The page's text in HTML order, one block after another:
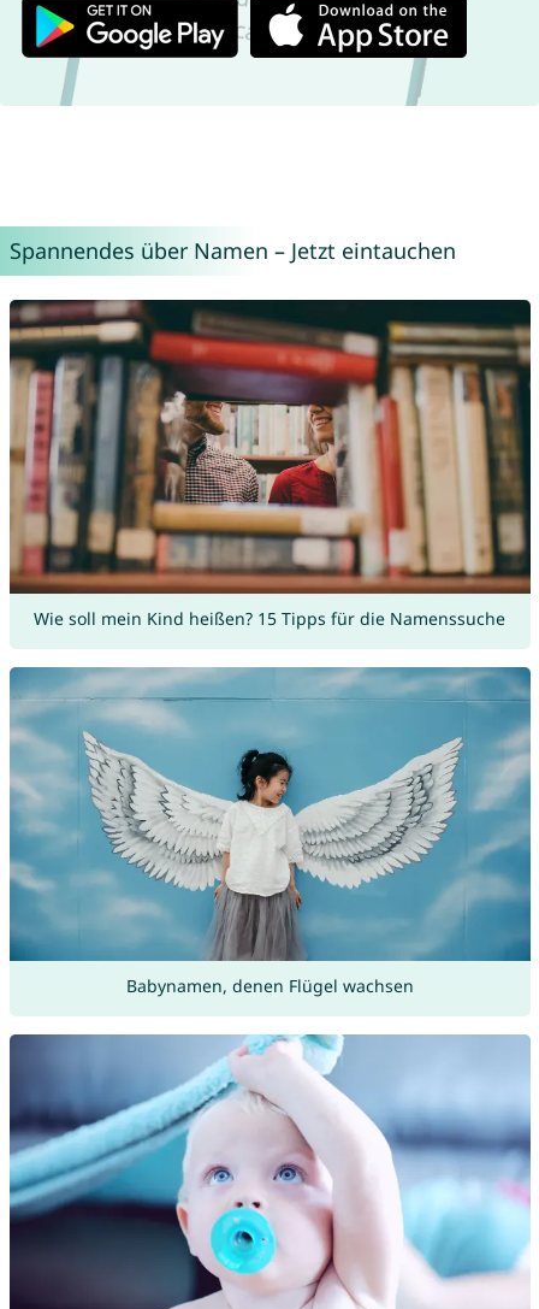
Spannendes über Namen – Jetzt eintauchen
Wie soll mein Kind heißen? 15 Tipps für die Namenssuche
Babynamen, denen Flügel wachsen